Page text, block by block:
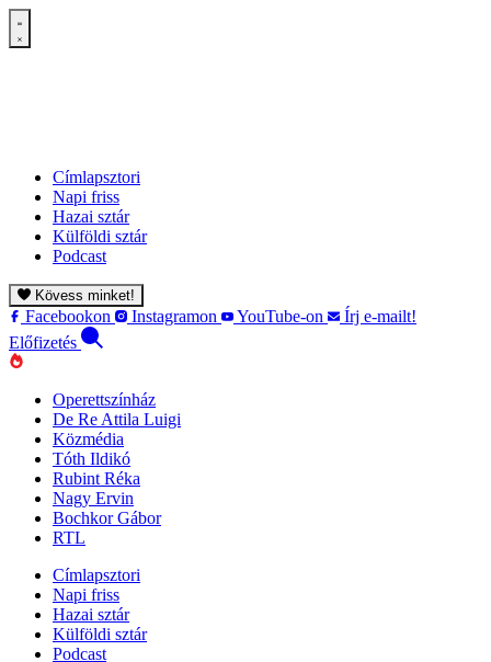
Címlapsztori
Napi friss
Hazai sztár
Külföldi sztár
Podcast
Kövess minket!
Facebookon Instagramon YouTube-on
Írj e-mailt!
Előfizetés
Operettszínház
De Re Attila Luigi
Közmédia
Tóth Ildikó
Rubint Réka
Nagy Ervin
Bochkor Gábor
RTL
Címlapsztori
Napi friss
Hazai sztár
Külföldi sztár
Podcast